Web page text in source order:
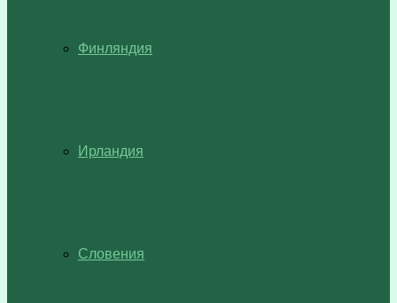
Финляндия
Ирландия
Словения